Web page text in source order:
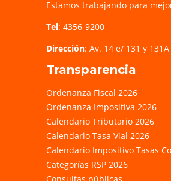
Estamos trabajando para
Tel: 4356-9200
Dirección: Av. 14 e/ 131 y 131A
Transparencia
Ordenanza Fiscal 2026
Ordenanza Impositiva 2026
Calendario Tributario 2026
Calendario Tasa Vial 2026
Calendario Impositivo Tasas
Categorías RSP 2026